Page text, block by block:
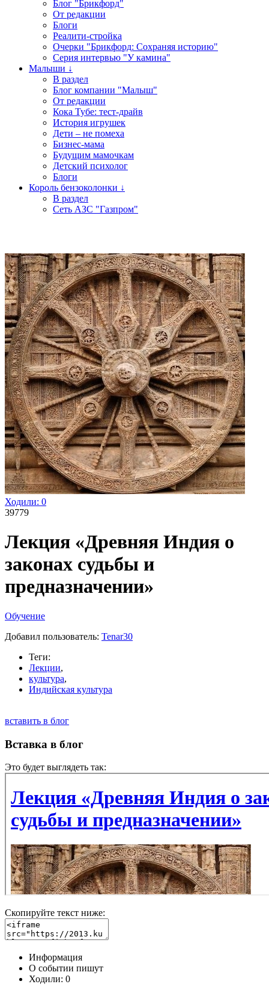
Блог "Брикфорд"
От редакции
Блоги
Реалити-стройка
Очерки "Брикфорд: Сохраняя историю"
Серия интервью "У камина"
Малыши ↓
В раздел
Блог компании "Малыш"
От редакции
Кока Тубе: тест-драйв
История игрушек
Дети – не помеха
Бизнес-мама
Будущим мамочкам
Детский психолог
Блоги
Король бензоколонки ↓
В раздел
Сеть АЗС "Газпром"
Ходили: 0
39779
Лекция «Древняя Индия о
законах судьбы и
предназначении»
Обучение
Добавил пользователь: Tenar30
Теги:
Лекции,
культура,
Индийская культура
вставить в блог
Вставка в блог
Это будет выглядеть так:
Скопируйте текст ниже:
Информация
О событии пишут
Ходили: 0